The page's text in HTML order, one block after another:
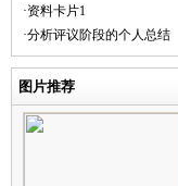
·资料卡片1
·分析评议阶段的个人总结
图片推荐